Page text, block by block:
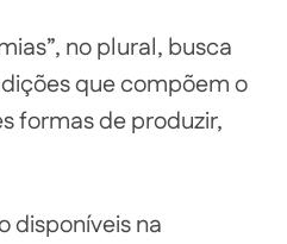
no plural, busca
que compõem o
formas de produzir,
disponíveis na